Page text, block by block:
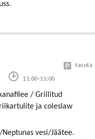
11:00-15:00
tasuta
/ Grillitud
ja coleslaw
vesi/Jäätee.